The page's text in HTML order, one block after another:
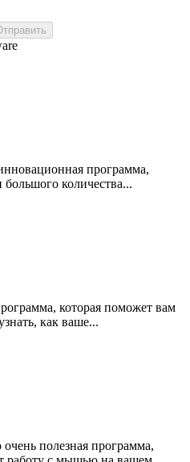
программа,
большого количества...
которая поможет вам
как ваше...
полезная программа,